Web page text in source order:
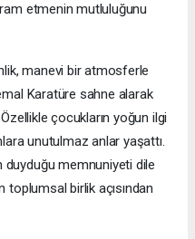
etmenin mutluluğunu
manevi bir atmosferle
Karatüre sahne alarak
çocukların yoğun ilgi
unutulmaz anlar yaşattı.
duyduğu memnuniyeti dile
birlik açısından